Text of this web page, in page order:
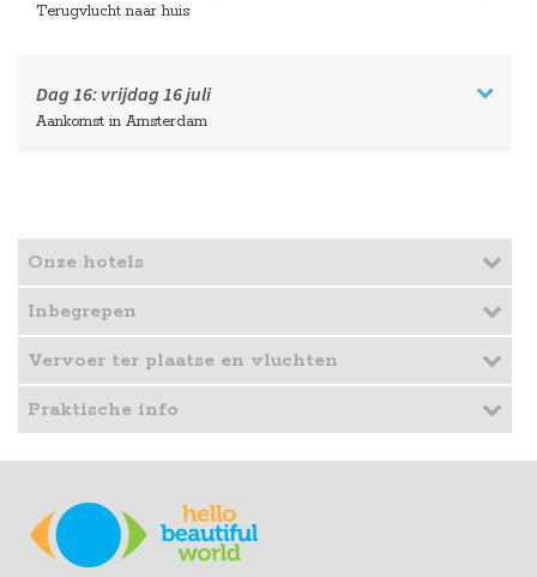
Terugvlucht naar huis
Dag 16: vrijdag 16 juli
Aankomst in Amsterdam
Onze hotels
Inbegrepen
Vervoer ter plaatse en vluchten
Praktische info